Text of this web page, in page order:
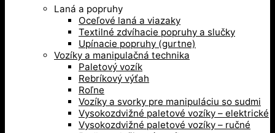
Laná a popruhy
Oceľové laná a viazaky
Textilné zdvíhacie popruhy a slučky
Upínacie popruhy (gurtne)
Vozíky a manipulačná technika
Paletový vozík
Rebríkový výťah
Roľne
Vozíky a svorky pre manipuláciu so sudmi
Vysokozdvižné paletové vozíky – elektrické
Vysokozdvižné paletové vozíky – ručné